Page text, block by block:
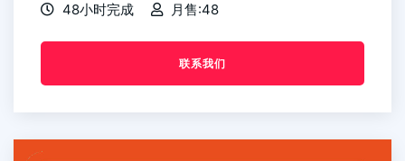
48小时完成 月售:48
联系我们